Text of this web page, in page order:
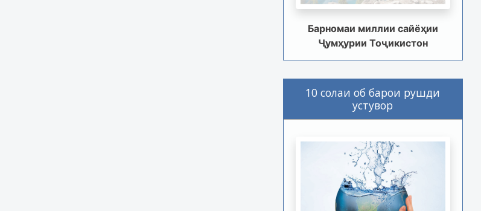
Барномаи миллии сайёҳии
Ҷумҳурии Тоҷикистон
10 солаи об барои рушди
устувор